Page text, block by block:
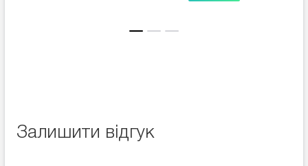
Залишити відгук